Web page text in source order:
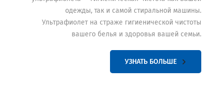
одежды, так и самой стиральной машины.
Ультрафиолет на страже гигиенической чистоты
вашего белья и здоровья вашей семьи.
УЗНАТЬ БОЛЬШЕ